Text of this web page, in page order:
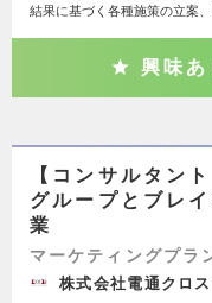
結果に基づく各種施策の立案
興味あ
【コンサルタン
グループとブレ
業
マーケティングプラ
株式会社電通クロ